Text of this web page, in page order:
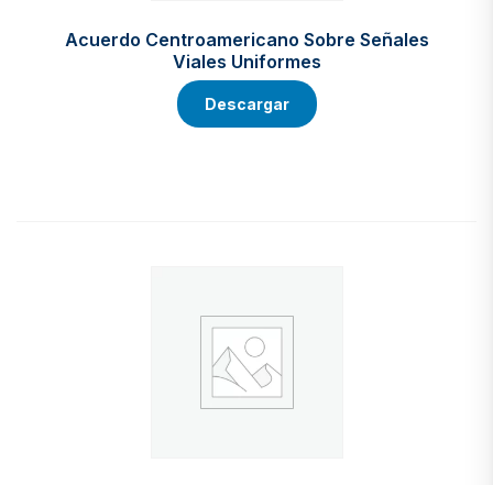
Acuerdo Centroamericano Sobre Señales
Viales Uniformes
Descargar